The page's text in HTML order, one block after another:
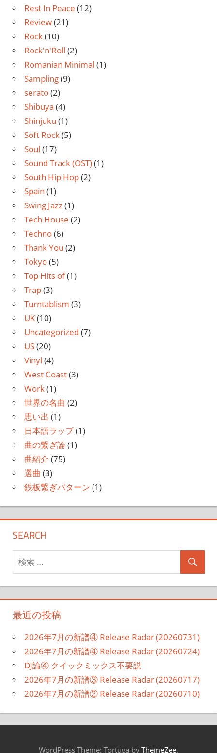
Rest In Peace (12)
Review(21)
Rock(10)
Rock'n'Roll (2)
Romanian Minimal (1)
Sampling(9)
serato(2)
Shibuya (4)
Shinjuku (1)
Soft Rock(5)
Soul (17)
Sound Track (OST)(1)
South Hip Hop(2)
Spain (1)
Swing Jazz(1)
Tech House (2)
Techno(6)
Thank You (2)
Tokyo(5)
Top Hits of(1)
Trap(3)
Turntablism (3)
UK(10)
Uncategorized (7)
US(20)
Vinyl (4)
West Coast(3)
Work(1)
世界の名曲 (2)
思い出 (1)
日本語ラップ(1)
曲の繋ぎ論 (1)
曲紹介 (75)
選曲 (3)
鉄板繋ぎパターン (1)
SEARCH
最近の投稿
2026年7月の新譜④ Release Radar (20260731)
2026年7月の新譜④ Release Radar (20260724)
DJ論④ クイックミックス不要説
2026年7月の新譜③ Release Radar (20260717)
2026年7月の新譜② Release Radar (20260710)
WordPress Theme: Tortuga by ThemeZee.